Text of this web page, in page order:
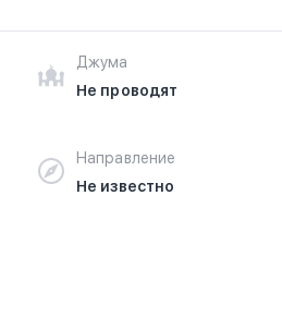
Джума
Не проводят
Направление
Не известно